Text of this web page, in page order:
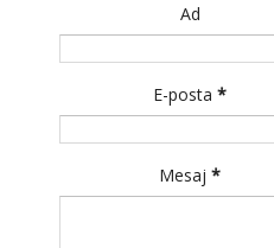
Ad
E-posta *
Mesaj *